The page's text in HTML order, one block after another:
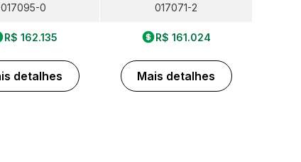
017095-0
R$ 162.135
detalhes
017071-2
R$ 161.024
Mais detalhes